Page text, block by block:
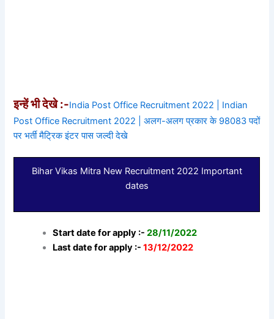
इन्हें भी देखे :-India Post Office Recruitment 2022 | Indian
Post Office Recruitment 2022 | अलग-अलग प्रकार के 98083 पदों
पर भर्ती मैट्रिक इंटर पास जल्दी देखे
Bihar Vikas Mitra New Recruitment 2022 Important
dates
Start date for apply :-28/11/2022
Last date for apply :-13/12/2022